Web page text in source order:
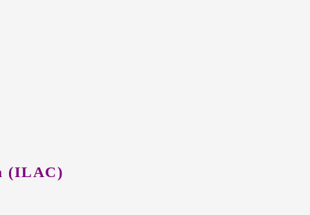
(ILAC)